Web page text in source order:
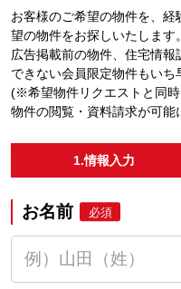
お客様のご希望の物件を、
望の物件をお探しいたします。
広告掲載前の物件、住宅情
できない会員限定物件もいち
(※希望物件リクエストと同
物件の閲覧・資料請求が可能
1.情報入力
お名前 必須